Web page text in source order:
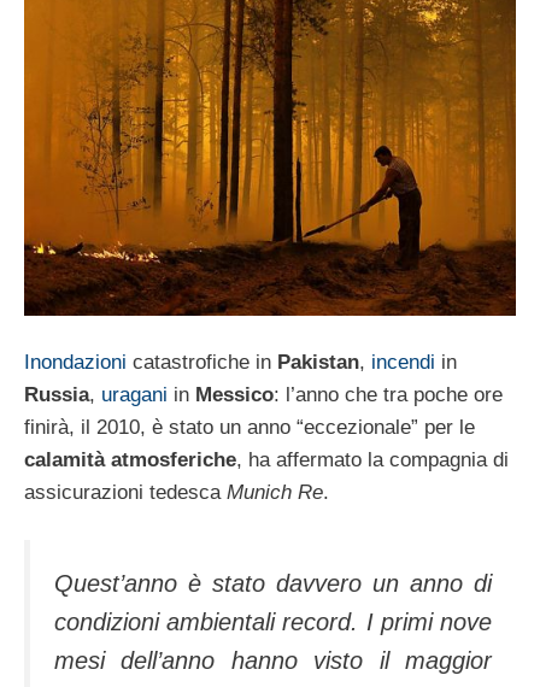
Inondazioni catastrofiche in Pakistan, incendi in
Russia, uragani in Messico: l’anno che tra poche ore
finirà, il 2010, è stato un anno “eccezionale” per le
calamità atmosferiche, ha affermato la compagnia di
assicurazioni tedesca Munich Re.
Quest’anno è stato davvero un anno di
condizioni ambientali record. I primi nove
mesi dell’anno hanno visto il maggior